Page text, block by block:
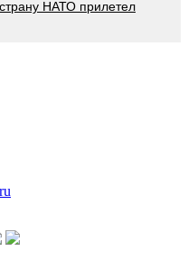
НАТО прилетел